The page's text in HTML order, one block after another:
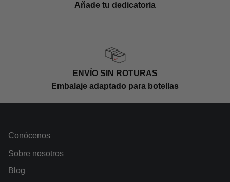
Añade tu dedicatoria
ENVÍO SIN ROTURAS
Embalaje adaptado para botellas
Conócenos
Sobre nosotros
Blog